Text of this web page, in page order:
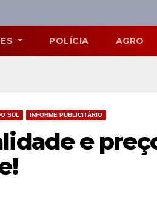
POLÍCIA AGRO
SUL INFORME PUBLICITÁRIO
e